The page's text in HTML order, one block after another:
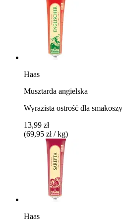
Haas
Musztarda angielska
Wyrazista ostrość dla smakoszy
13,99 zł
(69,95 zł / kg)
Haas